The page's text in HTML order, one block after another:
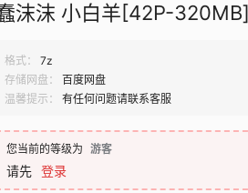
沫沫 小白羊[42P-320MB]
格式： 7z
存储网盘：
百度网盘
温馨提示：
有任何问题请联系客服
您当前的等级为 游客
请先 登录